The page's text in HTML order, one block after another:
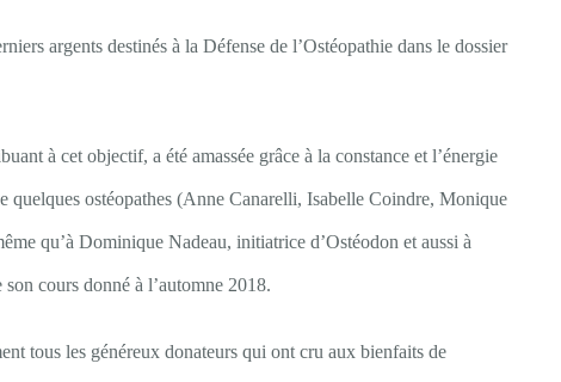
argents destinés à la Défense de l’Ostéopathie dans le dossier
à cet objectif, a été amassée grâce à la constance et l’énergie
quelques ostéopathes (Anne Canarelli, Isabelle Coindre, Monique
qu’à Dominique Nadeau, initiatrice d’Ostéodon et aussi à
cours donné à l’automne 2018.
tous les généreux donateurs qui ont cru aux bienfaits de